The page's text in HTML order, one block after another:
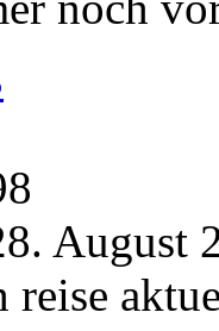
August
reise